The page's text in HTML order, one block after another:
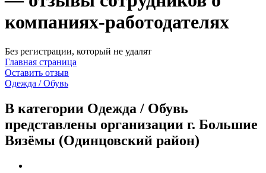
компаниях-работодателях
Без регистрации, который не удалят
Главная страница
Оставить отзыв
Одежда / Обувь
В категории Одежда / Обувь
представлены организации г. Большие
Вязёмы (Одинцовский район)